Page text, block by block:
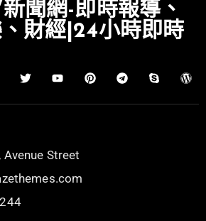
聞網-即時報導、
財經|24小時即時
Street